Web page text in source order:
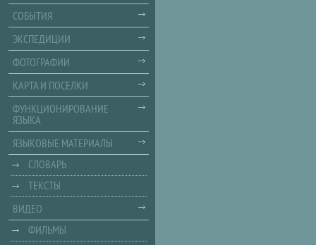
СОБЫТИЯ
ЭКСПЕДИЦИИ
ФОТОГРАФИИ
КАРТА И ПОСЕЛКИ
ФУНКЦИОНИРОВАНИЕ
ЯЗЫКА
ЯЗЫКОВЫЕ МАТЕРИАЛЫ
СЛОВАРЬ
ТЕКСТЫ
ВИДЕО
ФИЛЬМЫ